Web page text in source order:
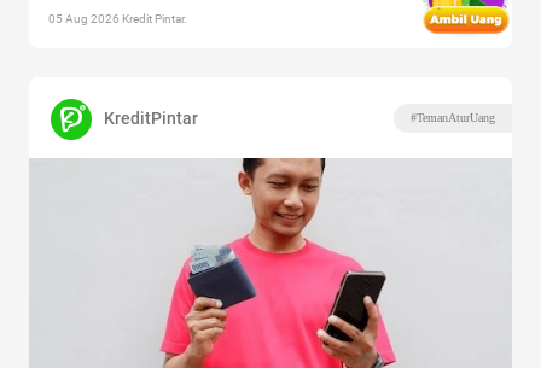
05 Aug 2026 Kredit Pintar.
KreditPintar #TemanAturUang